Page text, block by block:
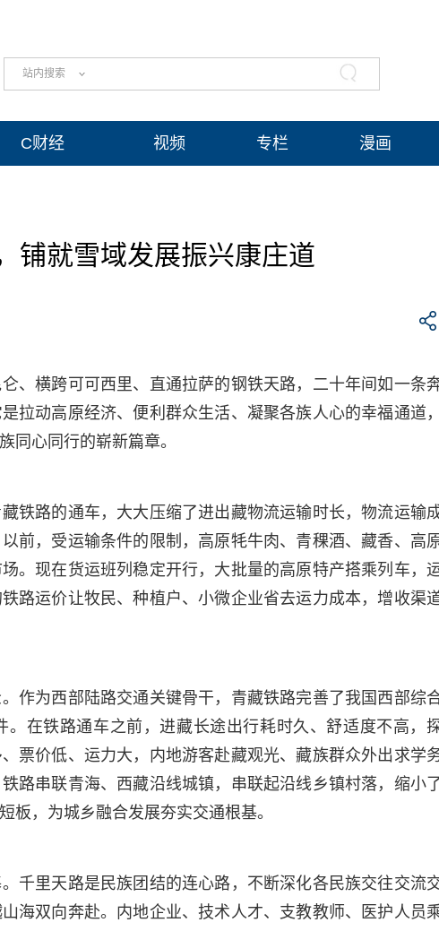
站内搜索
C财经 视频 专栏 漫画
铺就雪域发展振兴康庄道
、横跨可可西里、直通拉萨的钢铁天路，二十年间如一条
拉动高原经济、便利群众生活、凝聚各族人心的幸福通道，
同心同行的崭新篇章。
铁路的通车，大大压缩了进出藏物流运输时长，物流运输
前，受运输条件的限制，高原牦牛肉、青稞酒、藏香、高
。现在货运班列稳定开行，大批量的高原特产搭乘列车，
路运价让牧民、种植户、小微企业省去运力成本，增收渠
作为西部陆路交通关键骨干，青藏铁路完善了我国西部综
在铁路通车之前，进藏长途出行耗时久、舒适度不高，
票价低、运力大，内地游客赴藏观光、藏族群众外出求学
路串联青海、西藏沿线城镇，串联起沿线乡镇村落，缩小
板，为城乡融合发展夯实交通根基。
千里天路是民族团结的连心路，不断深化各民族交往交流
海双向奔赴。内地企业、技术人才、支教教师、医护人员